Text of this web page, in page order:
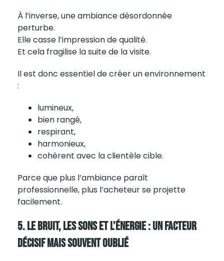
À l’inverse, une ambiance désordonnée
perturbe.
Elle casse l’impression de qualité.
Et cela fragilise la suite de la visite.
Il est donc essentiel de créer un environnement
:
lumineux,
bien rangé,
respirant,
harmonieux,
cohérent avec la clientèle cible.
Parce que plus l’ambiance paraît
professionnelle, plus l’acheteur se projette
facilement.
5. Le Bruit, Les Sons Et L’énergie : Un Facteur
Décisif Mais Souvent Oublié